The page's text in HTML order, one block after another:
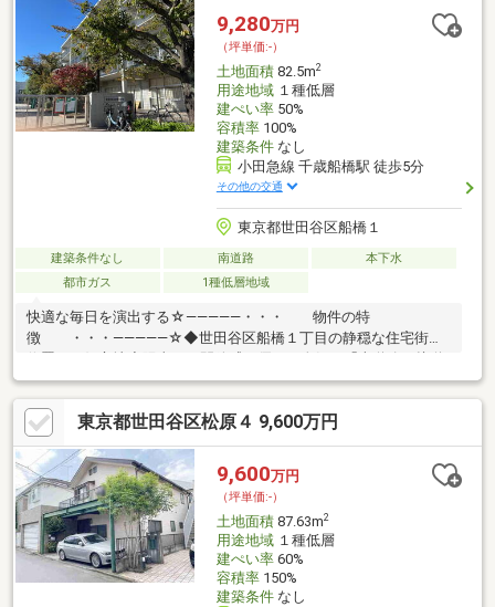
9,280万円
（坪単価:-）
土地面積82.5m2
用途地域１種低層
建ぺい率50%
容積率100%
建築条件なし
小田急線 千歳船橋駅 徒歩5分
その他の交通
東京都世田谷区船橋１
建築条件なし 南道路
本下水
都市ガス
1種低層地域
快適な毎日を演出する☆―――――・・・ 物件の特
徴 ・・・―――――☆◆世田谷区船橋１丁目の静穏な住宅街に
◆同仕様モデルハウスのご案内や建物プレゼンテーションも随時
受付中まずは、現地をご案内させていただきます！
☆―――――・・・ ―☆― ・・・―――――☆
東京都世田谷区松原４ 9,600万円
9,600万円
（坪単価:-）
土地面積87.63m2
用途地域１種低層
建ぺい率60%
容積率150%
建築条件なし